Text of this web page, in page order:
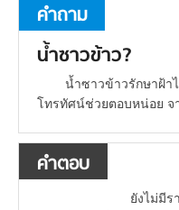
คำถาม
น้ำซาวข้าว?
น้ำซาวข้าวรักษาฝ้า
โทรทัศน์ช่วยตอบหน่อย จ
คำตอบ
ยังไม่มีรายงาน